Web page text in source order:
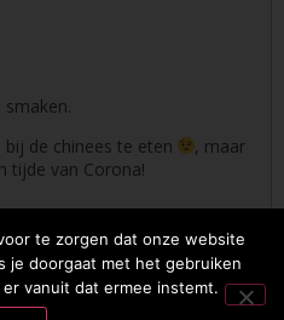
de chinees te eten
, maar
tijde van Corona!
| phone: +32
te zorgen dat onze website
je doorgaat met het gebruiken
vanuit dat ermee instemt.